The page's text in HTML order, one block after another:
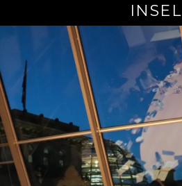
INSEL